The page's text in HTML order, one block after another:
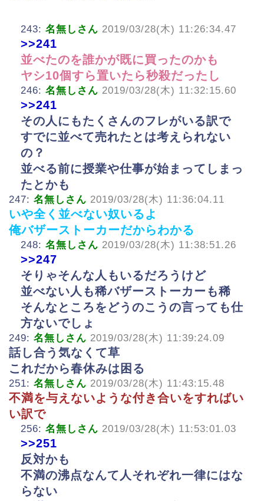
243: 名無しさん 2019/03/28(木) 11:26:34.47
>>241
並べたのを誰かが既に買ったのかも
ヤシ10個すら置いたら秒殺だったし
246: 名無しさん 2019/03/28(木) 11:32:15.60
>>241
その人にもたくさんのフレがいる訳で
すでに並べて売れたとは考えられない
の？
並べる前に授業や仕事が始まってしまっ
たとかも
247: 名無しさん 2019/03/28(木) 11:36:04.11
いや全く並べない奴いるよ
俺バザーストーカーだからわかる
248: 名無しさん 2019/03/28(木) 11:38:51.26
>>247
そりゃそんな人もいるだろうけど
並べない人も稀バザーストーカーも稀
そんなところをどうのこうの言っても仕
方ないでしょ
249: 名無しさん 2019/03/28(木) 11:39:24.09
話し合う気なくて草
これだから春休みは困る
251: 名無しさん 2019/03/28(木) 11:43:15.48
不満を与えないような付き合いをすればい
い訳で
256: 名無しさん 2019/03/28(木) 11:53:01.03
>>251
反対かも
不満の沸点なんて人それぞれ一律にはな
らない